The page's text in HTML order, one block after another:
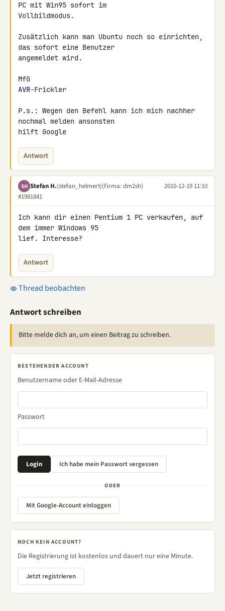
PC mit Win95 sofort im
Vollbildmodus.
Zusätzlich kann man Ubuntu noch so einrichten,
das sofort eine Benutzer
angemeldet wird.
AVR-Frickler
P.s.: Wegen den Befehl kann ich mich nachher
nochmal melden ansonsten
hilft Google
Antwort
SH Stefan H.(stefan_helmert)(Firma: dm2sh)
2010-12-19 11:10
#1981841
Ich kann dir einen Pentium 1 PC verkaufen, auf
dem immer Windows 95
lief. Interesse?
Antwort
Thread beobachten
Antwort schreiben
Bitte melde dich an, um einen Beitrag zu schreiben.
BESTEHENDER ACCOUNT
Benutzername oder E-Mail-Adresse
Passwort
ODER
Mit Google-Account einloggen
NOCH KEIN ACCOUNT?
Die Registrierung ist kostenlos und dauert nur eine Minute.
Jetzt registrieren